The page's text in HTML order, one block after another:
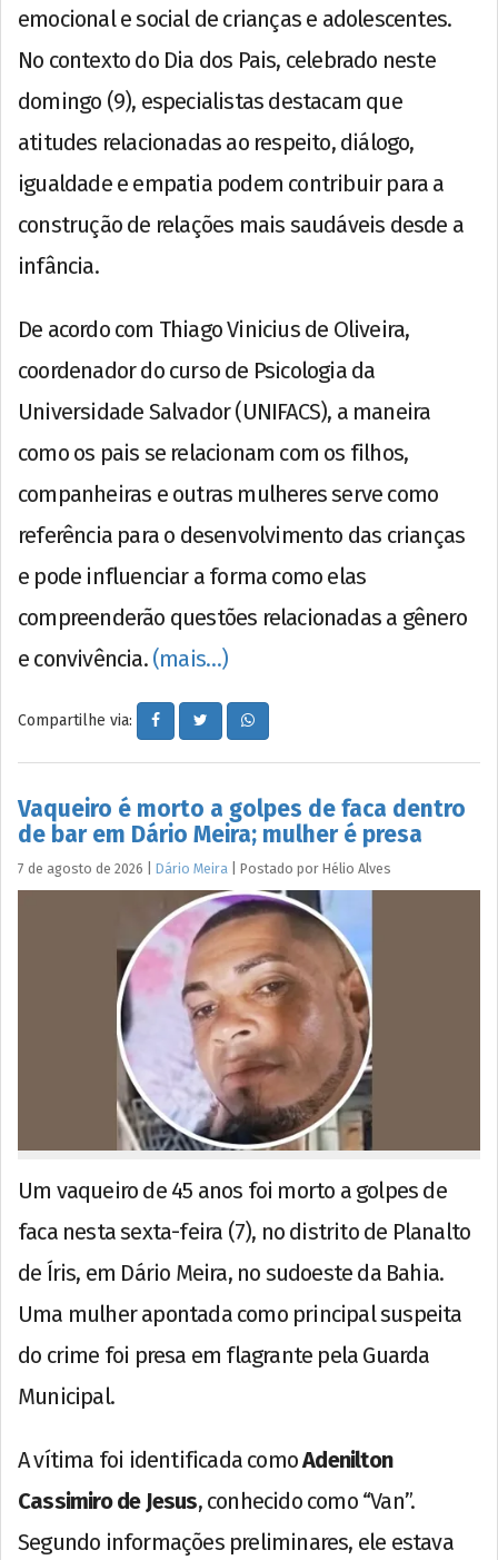
emocional e social de crianças e adolescentes.
No contexto do Dia dos Pais, celebrado neste
domingo (9), especialistas destacam que
atitudes relacionadas ao respeito, diálogo,
igualdade e empatia podem contribuir para a
construção de relações mais saudáveis desde a
infância.
De acordo com Thiago Vinicius de Oliveira,
coordenador do curso de Psicologia da
Universidade Salvador (UNIFACS), a maneira
como os pais se relacionam com os filhos,
companheiras e outras mulheres serve como
referência para o desenvolvimento das crianças
e pode influenciar a forma como elas
compreenderão questões relacionadas a gênero
e convivência. (mais…)
Compartilhe via:
Vaqueiro é morto a golpes de faca dentro
de bar em Dário Meira; mulher é presa
7 de agosto de 2026 Dário Meira Postado por Hélio Alves
Um vaqueiro de 45 anos foi morto a golpes de
faca nesta sexta-feira (7), no distrito de Planalto
de Íris, em Dário Meira, no sudoeste da Bahia.
Uma mulher apontada como principal suspeita
do crime foi presa em flagrante pela Guarda
Municipal.
A vítima foi identificada comoAdenilton
Cassimiro de Jesus, conhecido como “Van”.
Segundo informações preliminares, ele estava